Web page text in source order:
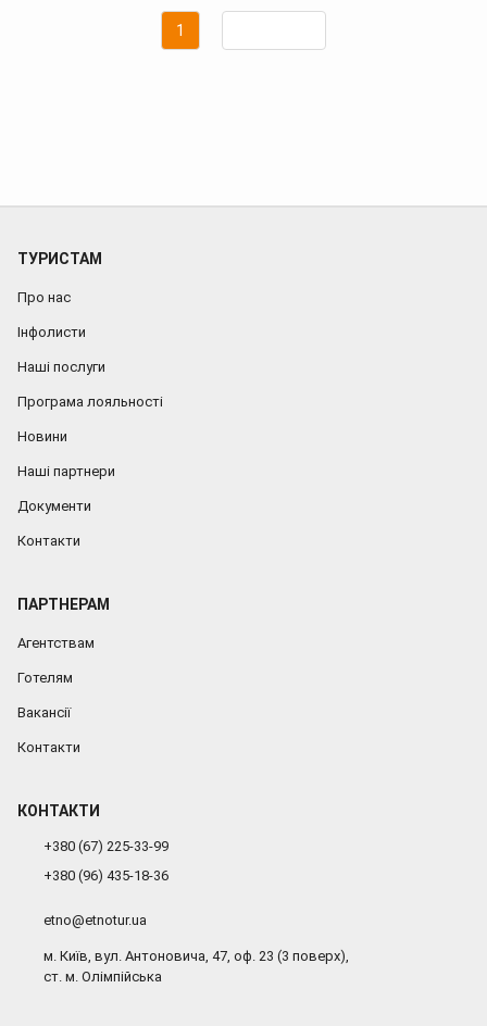
Сторінка
1
ТУРИСТАМ
Про нас
Інфолисти
Наші послуги
Програма лояльності
Новини
Наші партнери
Документи
Контакти
ПАРТНЕРАМ
Агентствам
Готелям
Вакансії
Контакти
КОНТАКТИ
+380 (67) 225-33-99
+380 (96) 435-18-36
etno@etnotur.ua
м. Київ, вул. Антоновича, 47, оф. 23 (3 поверх),
ст. м. Олімпійська